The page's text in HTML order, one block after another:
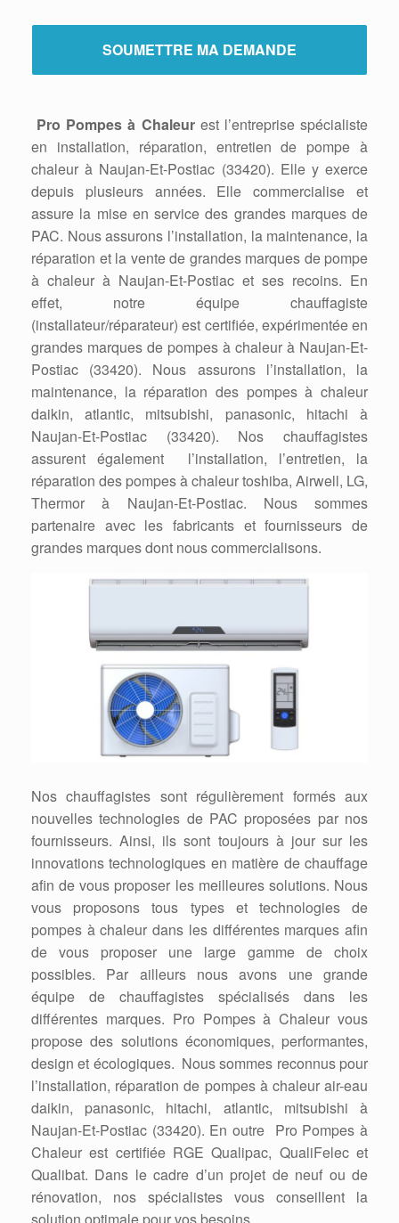
Pro Pompes à Chaleurest l’entreprise spécialiste
en installation, réparation, entretien de pompe à
chaleur à Naujan-Et-Postiac (33420). Elle y exerce
depuis plusieurs années. Elle commercialise et
assure la mise en service des grandes marques de
PAC. Nous assurons l’installation, la maintenance, la
réparation et la vente de grandes marques de pompe
à chaleur à Naujan-Et-Postiac et ses recoins. En
effet, notre équipe chauffagiste
(installateur/réparateur) est certifiée, expérimentée en
grandes marques de pompes à chaleur à Naujan-Et-
Postiac (33420). Nous assurons l’installation, la
maintenance, la réparation des pompes à chaleur
daikin, atlantic, mitsubishi, panasonic, hitachi à
Naujan-Et-Postiac (33420). Nos chauffagistes
assurent également l’installation, l’entretien, la
réparation des pompes à chaleur toshiba, Airwell, LG,
Thermor à Naujan-Et-Postiac. Nous sommes
partenaire avec les fabricants et fournisseurs de
grandes marques dont nous commercialisons.
Nos chauffagistes sont régulièrement formés aux
nouvelles technologies de PAC proposées par nos
fournisseurs. Ainsi, ils sont toujours à jour sur les
innovations technologiques en matière de chauffage
afin de vous proposer les meilleures solutions. Nous
vous proposons tous types et technologies de
pompes à chaleur dans les différentes marques afin
de vous proposer une large gamme de choix
possibles. Par ailleurs nous avons une grande
équipe de chauffagistes spécialisés dans les
différentes marques. Pro Pompes à Chaleur vous
propose des solutions économiques, performantes,
design et écologiques. Nous sommes reconnus pour
l’installation, réparation de pompes à chaleur air-eau
daikin, panasonic, hitachi, atlantic, mitsubishi à
Naujan-Et-Postiac (33420). En outre Pro Pompes à
Chaleur est certifiée RGE Qualipac, QualiFelec et
Qualibat. Dans le cadre d’un projet de neuf ou de
rénovation, nos spécialistes vous conseillent la